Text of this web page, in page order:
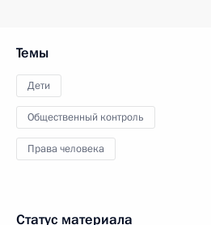
Темы
Дети
Общественный контроль
Права человека
Статус материала